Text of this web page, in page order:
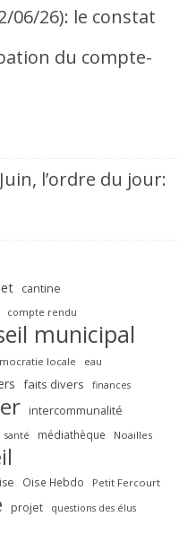
06/26): le constat
du compte-
l’ordre du jour:
cantine
compte rendu
municipal
locale eau
faits divers finances
intercommunalité
santé médiathèque Noailles
Oise Hebdo Petit Fercourt
projet questions des élus